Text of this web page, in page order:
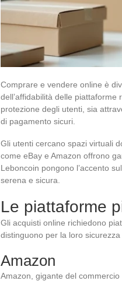
Comprare e vendere online è
dell’affidabilità delle
protezione degli utenti, sia
di pagamento sicuri.
Gli utenti cercano spazi virtuali
come eBay e Amazon offrono
Leboncoin pongono l’accento
serena e sicura.
Le piattaforme
Gli acquisti online richiedono
distinguono per la loro sicurezza
Amazon
Amazon, gigante del